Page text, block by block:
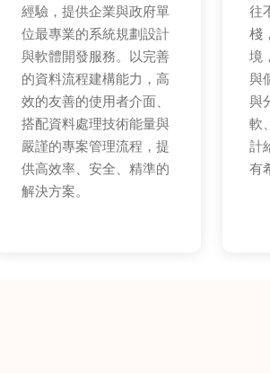
經驗，提供企業與政府單
位最專業的系統規劃設計
與軟體開發服務。以完善
的資料流程建構能力，高
效的友善的使用者介面、
搭配資料處理技術能量與
嚴謹的專案管理流程，提
供高效率、安全、精準的
解決方案。
往
棧
境
與
與
軟
計
有